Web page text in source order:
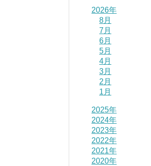
2026年
8月
7月
6月
5月
4月
3月
2月
1月
2025年
2024年
2023年
2022年
2021年
2020年